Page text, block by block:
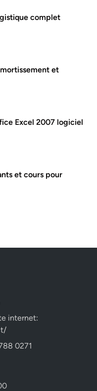
complet
et
Excel 2007 logiciel
et cours pour
internet:
0271